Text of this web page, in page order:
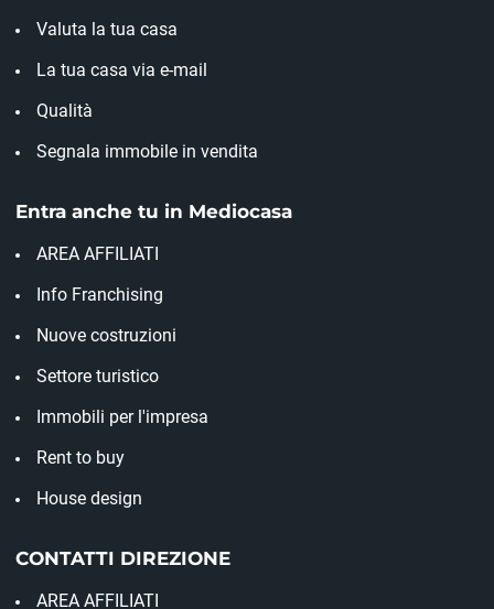
Valuta la tua casa
La tua casa via e-mail
Qualità
Segnala immobile in vendita
Entra anche tu in Mediocasa
AREA AFFILIATI
Info Franchising
Nuove costruzioni
Settore turistico
Immobili per l'impresa
Rent to buy
House design
CONTATTI DIREZIONE
AREA AFFILIATI